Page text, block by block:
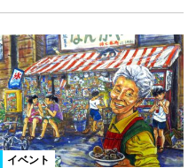
イベント